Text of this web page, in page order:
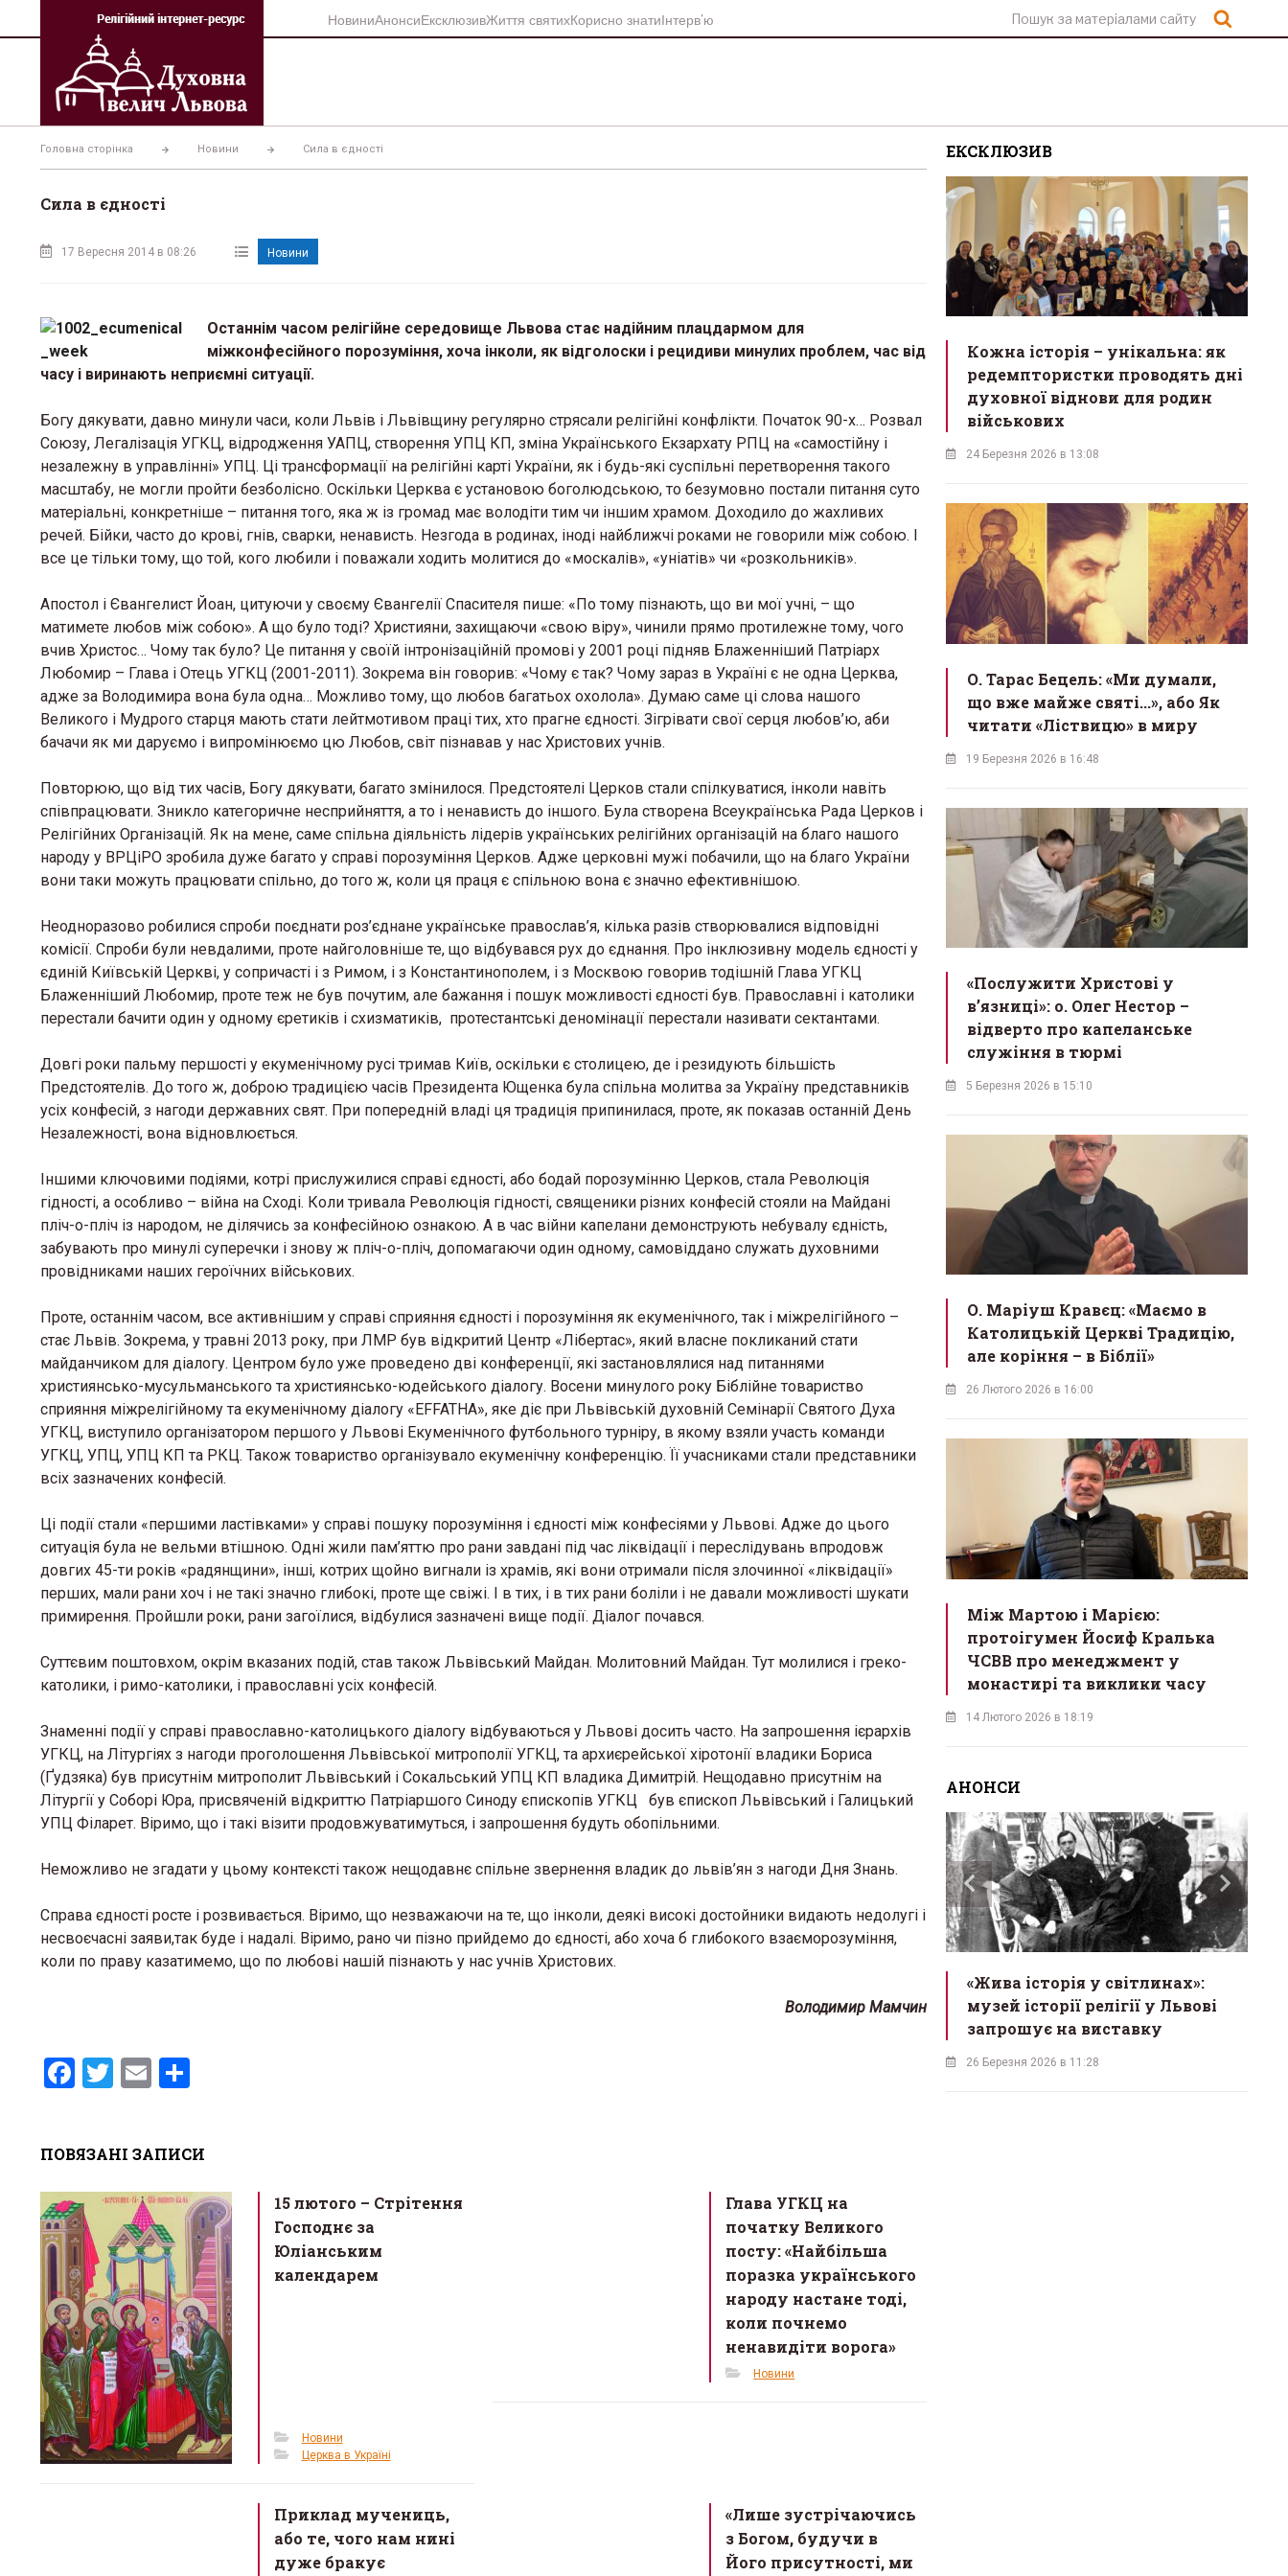
вмісту
НовиниАнонсиЕксклюзивЖиття святихКорисно знатиІнтерв’ю
Головна сторінка Новини Сила в єдності
Сила в єдності
17 Вересня 2014 в 08:26 Новини
Останнім часом релігійне середовище Львова стає надійним плацдармом для
міжконфесійного порозуміння, хоча інколи, як відголоски і рецидиви минулих проблем, час від
часу і виринають неприємні ситуації.
Богу дякувати, давно минули часи, коли Львів і Львівщину регулярно стрясали релігійні конфлікти. Початок 90-х… Розвал
Союзу, Легалізація УГКЦ, відродження УАПЦ, створення УПЦ КП, зміна Українського Екзархату РПЦ на «самостійну і
незалежну в управлінні» УПЦ. Ці трансформації на релігійні карті України, як і будь-які суспільні перетворення такого
масштабу, не могли пройти безболісно. Оскільки Церква є установою боголюдською, то безумовно постали питання суто
матеріальні, конкретніше – питання того, яка ж із громад має володіти тим чи іншим храмом. Доходило до жахливих
речей. Бійки, часто до крові, гнів, сварки, ненависть. Незгода в родинах, іноді найближчі роками не говорили між собою. І
все це тільки тому, що той, кого любили і поважали ходить молитися до «москалів», «уніатів» чи «розкольників».
Апостол і Євангелист Йоан, цитуючи у своєму Євангелії Спасителя пише: «По тому пізнають, що ви мої учні, – що
матимете любов між собою». А що було тоді? Християни, захищаючи «свою віру», чинили прямо протилежне тому, чого
вчив Христос… Чому так було? Це питання у своїй інтронізаційній промові у 2001 році підняв Блаженніший Патріарх
Любомир – Глава і Отець УГКЦ (2001-2011). Зокрема він говорив: «Чому є так? Чому зараз в Україні є не одна Церква,
адже за Володимира вона була одна… Можливо тому, що любов багатьох охолола». Думаю саме ці слова нашого
Великого і Мудрого старця мають стати лейтмотивом праці тих, хто прагне єдності. Зігрівати свої серця любов’ю, аби
бачачи як ми даруємо і випромінюємо цю Любов, світ пізнавав у нас Христових учнів.
Повторюю, що від тих часів, Богу дякувати, багато змінилося. Предстоятелі Церков стали спілкуватися, інколи навіть
співпрацювати. Зникло категоричне несприйняття, а то і ненависть до іншого. Була створена Всеукраїнська Рада Церков і
Релігійних Організацій. Як на мене, саме спільна діяльність лідерів українських релігійних організацій на благо нашого
народу у ВРЦіРО зробила дуже багато у справі порозуміння Церков. Адже церковні мужі побачили, що на благо України
вони таки можуть працювати спільно, до того ж, коли ця праця є спільною вона є значно ефективнішою.
Неодноразово робилися спроби поєднати роз’єднане українське православ’я, кілька разів створювалися відповідні
комісії. Спроби були невдалими, проте найголовніше те, що відбувався рух до єднання. Про інклюзивну модель єдності у
єдиній Київській Церкві, у сопричасті і з Римом, і з Константинополем, і з Москвою говорив тодішній Глава УГКЦ
Блаженніший Любомир, проте теж не був почутим, але бажання і пошук можливості єдності був. Православні і католики
перестали бачити один у одному єретиків і схизматиків, протестантські деномінації перестали називати сектантами.
Довгі роки пальму першості у екуменічному русі тримав Київ, оскільки є столицею, де і резидують більшість
Предстоятелів. До того ж, доброю традицією часів Президента Ющенка була спільна молитва за Україну представників
усіх конфесій, з нагоди державних свят. При попередній владі ця традиція припинилася, проте, як показав останній День
Незалежності, вона відновлюється.
Іншими ключовими подіями, котрі прислужилися справі єдності, або бодай порозумінню Церков, стала Революція
гідності, а особливо – війна на Сході. Коли тривала Революція гідності, священики різних конфесій стояли на Майдані
пліч-о-пліч із народом, не ділячись за конфесійною ознакою. А в час війни капелани демонструють небувалу єдність,
забувають про минулі суперечки і знову ж пліч-о-пліч, допомагаючи один одному, самовіддано служать духовними
провідниками наших героїчних військових.
Проте, останнім часом, все активнішим у справі сприяння єдності і порозуміння як екуменічного, так і міжрелігійного –
стає Львів. Зокрема, у травні 2013 року, при ЛМР був відкритий Центр «Лібертас», який власне покликаний стати
майданчиком для діалогу. Центром було уже проведено дві конференції, які застановлялися над питаннями
християнсько-мусульманського та християнсько-юдейського діалогу. Восени минулого року Біблійне товариство
сприяння міжрелігійному та екуменічному діалогу «EFFATHA», яке діє при Львівській духовній Семінарії Святого Духа
УГКЦ, виступило організатором першого у Львові Екуменічного футбольного турніру, в якому взяли участь команди
УГКЦ, УПЦ, УПЦ КП та РКЦ. Також товариство організувало екуменічну конференцію. Її учасниками стали представники
всіх зазначених конфесій.
Ці події стали «першими ластівками» у справі пошуку порозуміння і єдності між конфесіями у Львові. Адже до цього
ситуація була не вельми втішною. Одні жили пам’яттю про рани завдані під час ліквідації і переслідувань впродовж
довгих 45-ти років «радянщини», інші, котрих щойно вигнали із храмів, які вони отримали після злочинної «ліквідації»
перших, мали рани хоч і не такі значно глибокі, проте ще свіжі. І в тих, і в тих рани боліли і не давали можливості шукати
примирення. Пройшли роки, рани загоїлися, відбулися зазначені вище події. Діалог почався.
Суттєвим поштовхом, окрім вказаних подій, став також Львівський Майдан. Молитовний Майдан. Тут молилися і греко-
католики, і римо-католики, і православні усіх конфесій.
Знаменні події у справі православно-католицького діалогу відбуваються у Львові досить часто. На запрошення ієрархів
УГКЦ, на Літургіях з нагоди проголошення Львівської митрополії УГКЦ, та архиєрейської хіротонії владики Бориса
(Ґудзяка) був присутнім митрополит Львівський і Сокальський УПЦ КП владика Димитрій. Нещодавно присутнім на
Літургії у Соборі Юра, присвяченій відкриттю Патріаршого Синоду єпископів УГКЦ був єпископ Львівський і Галицький
УПЦ Філарет. Віримо, що і такі візити продовжуватимуться, і запрошення будуть обопільними.
Неможливо не згадати у цьому контексті також нещодавнє спільне звернення владик до львів’ян з нагоди Дня Знань.
Справа єдності росте і розвивається. Віримо, що незважаючи на те, що інколи, деякі високі достойники видають недолугі і
несвоєчасні заяви,так буде і надалі. Віримо, рано чи пізно прийдемо до єдності, або хоча б глибокого взаєморозуміння,
коли по праву казатимемо, що по любові нашій пізнають у нас учнів Христових.
Володимир Мамчин
F
b
o
o
k
T
er
E
e
ПОВЯЗАНІ ЗАПИСИ
15 лютого – Cтрітення
Господнє за
Юліанським
календарем
Новини
Церква в Україні
Глава УГКЦ на
початку Великого
посту: «Найбільша
поразка українського
народу настане тоді,
коли почнемо
ненавидіти ворога»
Новини
Приклад мучениць,
або те, чого нам нині
дуже бракує
«Лише зустрічаючись
з Богом, будучи в
Його присутності, ми
ЕКСКЛЮЗИВ
Кожна історія – унікальна: як
редемптористки проводять дні
духовної віднови для родин
військових
24 Березня 2026 в 13:08
О. Тарас Бецель: «Ми думали,
що вже майже святі...», або Як
читати «Ліствицю» в миру
19 Березня 2026 в 16:48
«Послужити Христові у
вʼязниці»: о. Олег Нестор –
відверто про капеланське
служіння в тюрмі
5 Березня 2026 в 15:10
О. Маріуш Кравєц: «Маємо в
Католицькій Церкві Традицію,
але коріння – в Біблії»
26 Лютого 2026 в 16:00
Між Мартою і Марією:
протоігумен Йосиф Кралька
ЧСВВ про менеджмент у
монастирі та виклики часу
14 Лютого 2026 в 18:19
АНОНСИ
Михальчук розкрив секрет
«Жива історія у світлинах»:
музей історії релігії у Львові
запрошує на виставку
26 Березня 2026 в 11:28